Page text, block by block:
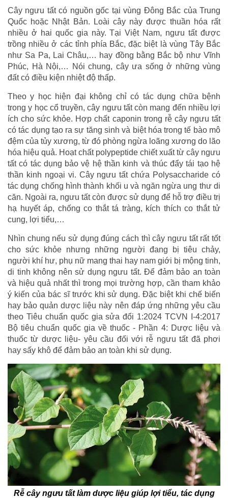
Cây ngưu tất có nguồn gốc tại vùng Đông Bắc của Trung
Quốc hoặc Nhật Bản. Loài cây này được thuần hóa rất
nhiều ở hai quốc gia này. Tại Việt Nam, ngưu tất được
trồng nhiều ở các tỉnh phía Bắc, đặc biệt là vùng Tây Bắc
như Sa Pa, Lai Châu,… hay đồng bằng Bắc bộ như Vĩnh
Phúc, Hà Nội,… Nói chung, cây ưa sống ở những vùng
đất có điều kiện nhiệt độ thấp.
Theo y học hiện đại không chỉ có tác dụng chữa bệnh
trong y học cổ truyền, cây ngưu tất còn mang đến nhiều lợi
ích cho sức khỏe. Hợp chất caponin trong rễ cây ngưu tất
có tác dụng tạo ra sự tăng sinh và biệt hóa trong tế bào mô
đệm của tủy xương, từ đó phòng ngừa loãng xương do lão
hóa hiệu quả. Hoạt chất polypeptide chiết xuất từ cây ngưu
tất có tác dụng bảo vệ hệ thần kinh và thúc đẩy tái tạo hệ
thần kinh ngoại vi. Cây ngưu tất chứa Polysaccharide có
tác dụng chống hình thành khối u và ngăn ngừa ung thư di
căn. Ngoài ra, ngưu tất còn được sử dụng để hỗ trợ điều trị
hạ huyết áp, chống co thắt tá tràng, kích thích co thắt tử
cung, lợi tiểu,…
Nhìn chung nếu sử dụng đúng cách thì cây ngưu tất rất tốt
cho sức khỏe nhưng những người đang bị tiêu chảy,
người khí hư, phụ nữ mang thai hay nam giới bị mộng tinh,
di tinh không nên sử dụng ngưu tất. Để đảm bảo an toàn
và hiệu quả nhất thì trong mọi trường hợp, cần tham khảo
ý kiến của bác sĩ trước khi sử dụng. Đặc biệt khi chế biến
hay bảo quản dược liệu này nên đáp ứng những yêu cầu
theo Tiêu chuẩn quốc gia sửa đổi 1:2024 TCVN I-4:2017
Bộ tiêu chuẩn quốc gia về thuốc - Phần 4: Dược liệu và
thuốc từ dược liệu- yêu cầu đối với rễ ngưu tất đã phơi
hay sấy khô để đảm bảo an toàn khi sử dụng.
Rễ cây ngưu tất làm dược liệu giúp lợi tiểu, tác dụng